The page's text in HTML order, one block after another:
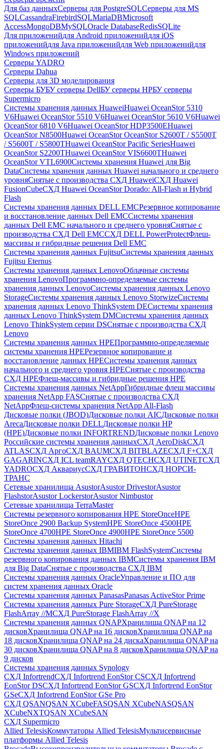
Для баз данныхСерверы для PostgreSQLСерверы для MS
SQLCassandraFirebirdSQLMariaDBMicrosoft
AccessMongoDBMySQLOracle DatabaseRedisSQLite
Для приложенийдля Android приложенийдля iOS
приложенийдля Java приложенийдля Web приложенийдля
Windows приложений
Серверы YADRO
Серверы Dahua
Серверы для 3D моделирования
Серверы БУБУ серверы DellБУ серверы HPБУ серверы
Supermicro
Системы хранения данных HuaweiHuawei OceanStor 5310
V6Huawei OceanStor 5510 V6Huawei OceanStor 5610 V6Huawei
OceanStor 6810 V6Huawei OceanStor HDP3500EHuawei
OceanStor N8500Huawei OceanStor OceanStor S2600T / S5500T
/ S5600T / S5800THuawei OceanStor Pacific SeriesHuawei
OceanStor S2200THuawei OceanStor VIS6600THuawei
OceanStor VTL6900Системы хранения Huawei для Big
DataСистемы хранения данных Huawei начального и среднего
уровняСнятые с производства СХД HuaweiСХД Huawei
FusionCubeСХД Huawei OceanStor Dorado: All-Flash и Hybrid
Flash
Системы хранения данных DELL EMCРезервное копирование
и восстановление данных Dell EMCСистемы хранения
данных Dell EMC начального и среднего уровняСнятые с
производства СХД Dell EMCСХД DELL PowerProtectФлеш-
массивы и гибридные решения Dell EMC
Системы хранения данных FujitsuСистемы хранения данных
Fujitsu Eternus
Системы хранения данных LenovoОблачные системы
хранения LenovoПрограммно-определяемые системы
хранения данных LenovoСистемы хранения данных Lenovo
StorageСистемы хранения данных Lenovo StorwizeСистемы
хранения данных Lenovo ThinkSystem DEСистемы хранения
данных Lenovo ThinkSystem DMСистемы хранения данных
Lenovo ThinkSystem серии DSСнятые с производства СХД
Lenovo
Системы хранения данных HPEПрограммно-определяемые
системы хранения HPEРезервное копирование и
восстановление данных HPEСистемы хранения данных
начального и среднего уровня HPEСнятые с производства
СХД HPEФлеш-массивы и гибридные решения HPE
Cистемы хранения данных NetAppГибридные флеш массивы
хранения NetApp FASСнятые с производства СХД
NetAppФлеш-системы хранения NetApp All-Flash
Дисковые полки (JBOD)Дисковые полки AICДисковые полки
ArecaДисковые полки DELLДисковые полки HP
(HPE)Дисковые полки INFORTRENDДисковые полки Lenovo
Российские системы хранения данныхСХД AeroDiskСХД
ATLASСХД AргоСХД BAUMСХД BITBLAZEСХД F+СХД
GAGARINСХД ICL teamRAYСХД QTECHСХД UTINETСХД
YADROСХД АквариусСХД ГРАВИТОНСХД НОРСИ-
ТРАНС
Сетевые хранилища AsustorAsustor DrivestorAsustor
FlashstorAsustor LockerstorAsustor Nimbustor
Сетевые хранилища TerraMaster
Системы резервного копирования HPE StoreOnceHPE
StoreOnce 2900 Backup SystemHPE StoreOnce 4500HPE
StoreOnce 4700HPE StoreOnce 4900HPE StoreOnce 5500
Системы хранения данных Hitachi
Системы хранения данных IBMIBM FlashSystemСистемы
резервного копирования данных IBMСистемы хранения IBM
для Big DataСнятые с производства СХД IBM
Системы хранения данных OracleУправление и ПО для
систем хранения данных Oracle
Системы хранения данных PanasasPanasas ActiveStor Prime
Системы хранения данных Pure StorageСХД PureStorage
FlashArray //MСХД PureStorage FlashArray //X
Системы хранения данных QNAPХранилища QNAP на 12
дисковХранилища QNAP на 16 дисковХранилища QNAP на
18 дисковХранилища QNAP на 24 дискаХранилища QNAP на
30 дисковХранилища QNAP на 8 дисковХранилища QNAP на
9 дисков
Системы хранения данных Synology
СХД InfortrendСХД Infortrend EonStor CSСХД Infortrend
EonStor DSСХД Infortrend EonStor GSСХД Infortrend EonStor
GSeСХД Infortrend EonStor GSe Pro
СХД QSANQSAN XCubeFASQSAN XCubeNASQSAN
XCubeNXTQSAN XCubeSAN
СХД Supermicro
Allied TelesisКоммутаторы Allied TelesisМультисервисные
платформы Allied Telesis